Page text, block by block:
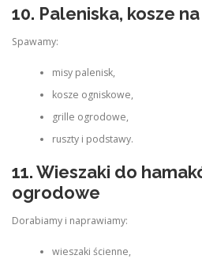
10. Paleniska, kosze
Spawamy:
misy palenisk,
kosze ogniskowe,
grille ogrodowe,
ruszty i podstawy.
11. Wieszaki do
ogrodowe
Dorabiamy i naprawiamy:
wieszaki ścienne,